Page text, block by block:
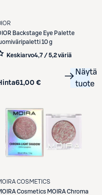
Backstage Eye Palette
10 g
Keskiarvo4,7 / 5,2 väriä
61,00 €
Näytä
tuote
COSMETICS
Cosmetics MOIRA Chroma